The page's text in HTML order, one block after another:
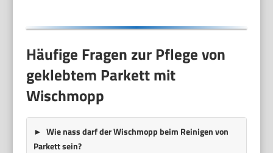
Häufige Fragen zur Pflege von
geklebtem Parkett mit
Wischmopp
Wie nass darf der Wischmopp beim Reinigen von
Parkett sein?